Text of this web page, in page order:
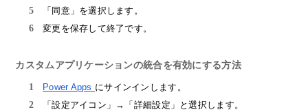
「同意」を選択します。
変更を保存して終了です。
カスタムアプリケーションの統合を有効にする方法
Power Apps にサインインします。
「設定アイコン」→「詳細設定」と選択します。